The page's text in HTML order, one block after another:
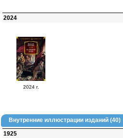
2024
2024 г.
Внутренние иллюстрации изданий (40)
1925